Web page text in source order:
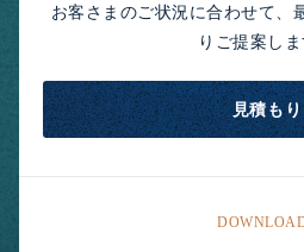
お客さまのご状況に合わせて、
りご提案しま
見積もり